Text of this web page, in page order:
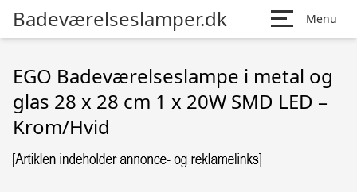
Badeværelseslamper.dk Menu
EGO Badeværelseslampe i metal og
glas 28 x 28 cm 1 x 20W SMD LED –
Krom/Hvid